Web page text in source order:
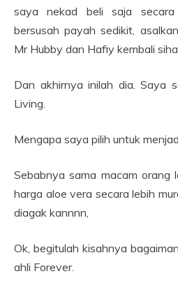
saya nekad beli saja
bersusah payah sedikit,
Mr Hubby dan Hafiy kembali
Dan akhirnya inilah dia. Saya
Living.
Mengapa saya pilih untuk
Sebabnya sama macam orang
harga aloe vera secara lebih
diagak kannnn,
Ok, begitulah kisahnya
ahli Forever.